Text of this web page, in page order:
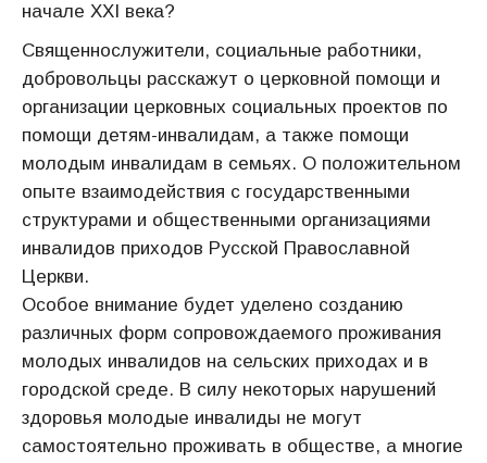
начале XXI века?
Священнослужители, социальные работники,
добровольцы расскажут о церковной помощи и
организации церковных социальных проектов по
помощи детям-инвалидам, а также помощи
молодым инвалидам в семьях. О положительном
опыте взаимодействия с государственными
структурами и общественными организациями
инвалидов приходов Русской Православной
Церкви.
Особое внимание будет уделено созданию
различных форм сопровождаемого проживания
молодых инвалидов на сельских приходах и в
городской среде. В силу некоторых нарушений
здоровья молодые инвалиды не могут
самостоятельно проживать в обществе, а многие